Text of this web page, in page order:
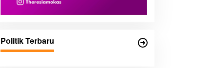
Politik Terbaru